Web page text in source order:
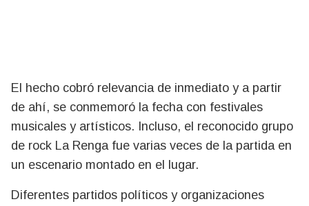
El hecho cobró relevancia de inmediato y a partir
de ahí, se conmemoró la fecha con festivales
musicales y artísticos. Incluso, el reconocido grupo
de rock La Renga fue varias veces de la partida en
un escenario montado en el lugar.
Diferentes partidos políticos y organizaciones